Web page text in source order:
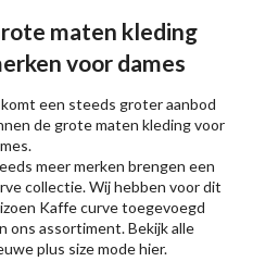
maten kleding
voor dames
komt een steeds groter aanbod
de grote maten kleding voor
meer merken brengen een
collectie. Wij hebben voor dit
Kaffecurve toegevoegd
ons assortiment. Bekijk alle
plus size modehier.